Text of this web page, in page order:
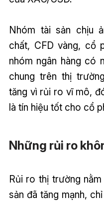
Nhóm tài sản chịu
chất, CFD vàng, cổ
nhóm ngân hàng có
chung trên thị
tăng vì rủi ro vĩ mô,
là tín hiệu tốt cho cổ
Những rủi ro
Rủi ro thị trường
sản đã tăng mạnh,